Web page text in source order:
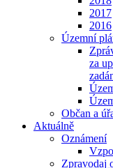
2017
2016
Územní
za
Občan a
Aktuálně
Oznámení
Zpravodaj